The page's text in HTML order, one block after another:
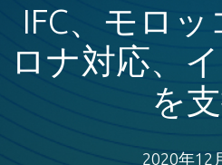
IFC、モロ
ロナ対応、
を
2020年12